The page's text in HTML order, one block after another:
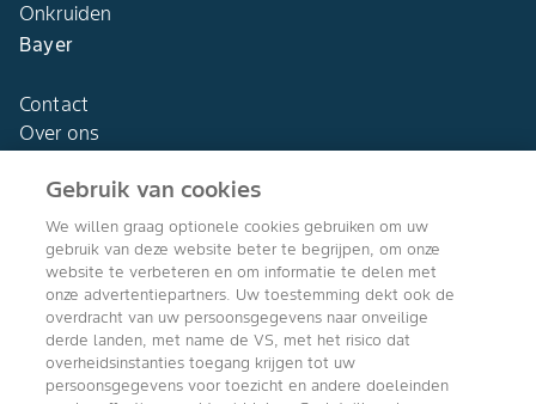
Onkruiden
Bayer
Contact
Over ons
Agro Bayer
Nederland
Volg ons
Gebruik van cookies
We willen graag optionele cookies gebruiken om uw
gebruik van deze website beter te begrijpen, om onze
website te verbeteren en om informatie te delen met
onze advertentiepartners. Uw toestemming dekt ook de
overdracht van uw persoonsgegevens naar onveilige
derde landen, met name de VS, met het risico dat
overheidsinstanties toegang krijgen tot uw
persoonsgegevens voor toezicht en andere doeleinden